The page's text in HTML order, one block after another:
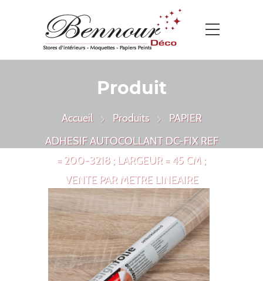
Produit
Accueil Produits
PAPIER
ADHESIF AUTOCOLLANT DC-FIX REF
= 200-3218 ; LARGEUR = 45 CM ;
VENTE PAR METRE LINEAIRE